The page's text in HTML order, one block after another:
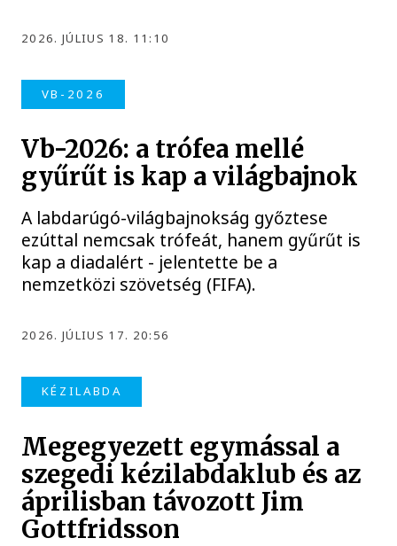
2026. JÚLIUS 18. 11:10
VB-2026
Vb-2026: a trófea mellé
gyűrűt is kap a világbajnok
A labdarúgó-világbajnokság győztese
ezúttal nemcsak trófeát, hanem gyűrűt is
kap a diadalért - jelentette be a
nemzetközi szövetség (FIFA).
2026. JÚLIUS 17. 20:56
KÉZILABDA
Megegyezett egymással a
szegedi kézilabdaklub és az
áprilisban távozott Jim
Gottfridsson